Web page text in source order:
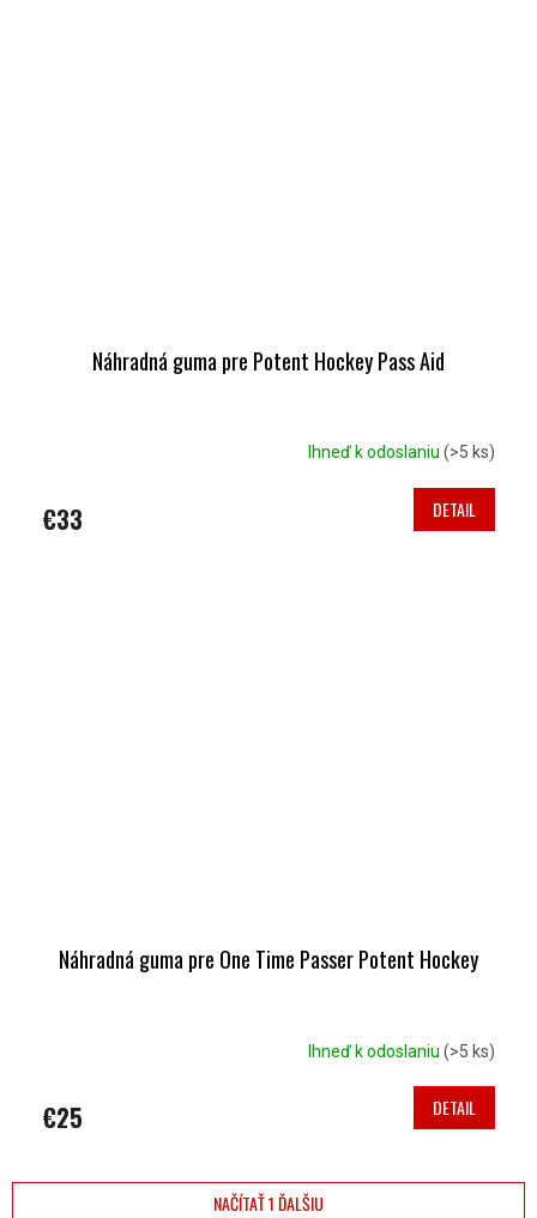
Náhradná guma pre Potent Hockey Pass Aid
Ihneď k odoslaniu (>5 ks)
€33 DETAIL
Náhradná guma pre One Time Passer Potent Hockey
Ihneď k odoslaniu (>5 ks)
€25 DETAIL
NAČÍTAŤ 1 ĎALŠIU